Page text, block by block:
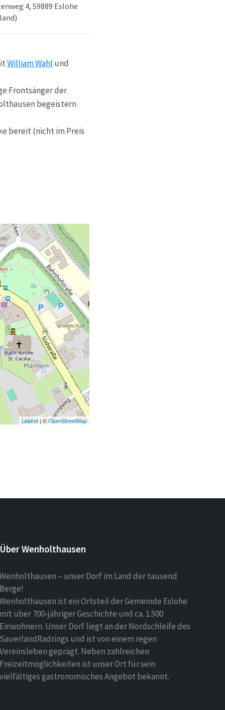
4, 59889 Eslohe
William Wahl und
Frontsänger der
begeistern
bereit (nicht im Preis
Leaflet| ©OpenStreetMap
Über Wenholthausen
Wenholthausen – unser Dorf im Land der tausend
Berge!
Wenholthausen ist ein Ortsteil der Gemeinde Eslohe
mit über 700-jähriger Geschichte und ca. 1.500
Einwohnern. Unser Dorf liegt an der Nordschleife des
SauerlandRadrings und ist von einem regen
Vereinsleben geprägt. Neben zahlreichen
Freizeitmöglichkeiten ist unser Ort für sein
vielfältiges gastronomisches Angebot bekannt.